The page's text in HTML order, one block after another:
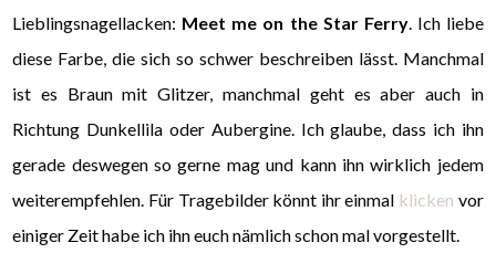
Lieblingsnagellacken: Meet me on the Star Ferry. Ich liebe
diese Farbe, die sich so schwer beschreiben lässt. Manchmal
ist es Braun mit Glitzer, manchmal geht es aber auch in
Richtung Dunkellila oder Aubergine. Ich glaube, dass ich ihn
gerade deswegen so gerne mag und kann ihn wirklich jedem
weiterempfehlen. Für Tragebilder könnt ihr einmal klicken vor
einiger Zeit habe ich ihn euch nämlich schon mal vorgestellt.